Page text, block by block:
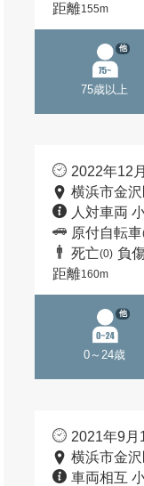
距離155m
75歳以上
他
2022年12
横浜市金
人対車両
原付自転車
死亡(0) 負傷
距離160m
0～24歳
他
2021年9月
横浜市金
車両相互